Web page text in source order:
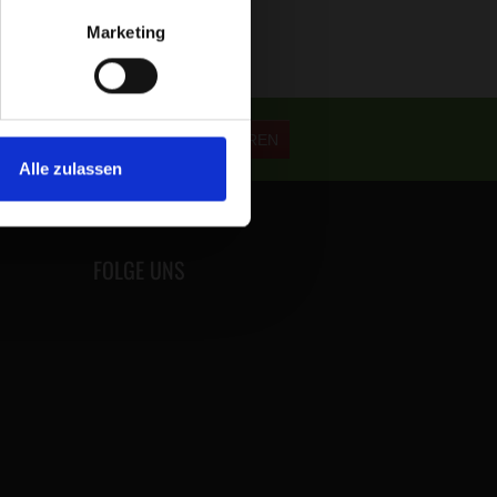
Marketing
Alle zulassen
ABONNIEREN
FOLGE UNS